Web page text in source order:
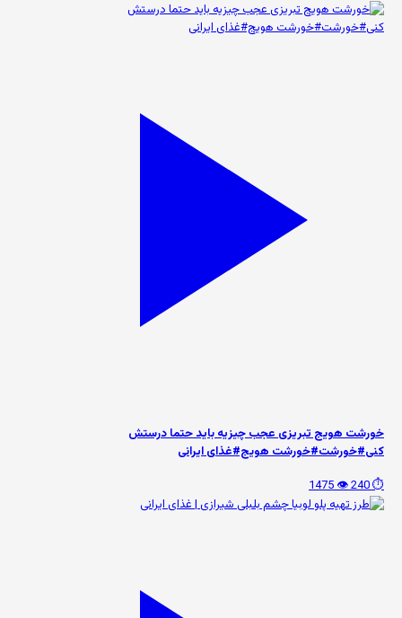
خورشت هویج تبریزی عجب چیزیه باید حتما درستش
کنی#خورشت#خورشت هویج#غذای ایرانی
⏱️ 240
👁️ 1475